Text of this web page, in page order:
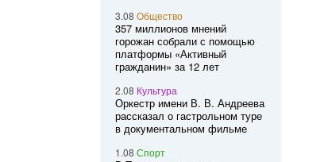
3.08 Общество
357 миллионов мнений
горожан собрали с помощью
платформы «Активный
гражданин» за 12 лет
2.08 Культура
Оркестр имени В. В. Андреева
рассказал о гастрольном туре
в документальном фильме
1.08 Спорт